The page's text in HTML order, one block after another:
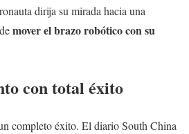
dirija su mirada hacia una
mover el brazo robótico con su
con total éxito
completo éxito. El diario South China